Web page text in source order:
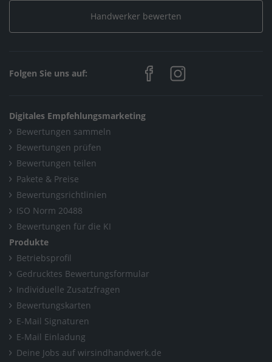
Handwerker bewerten
Folgen Sie uns auf:
Digitales Empfehlungsmarketing
Bewertungen sammeln
Bewertungen prüfen
Bewertungen teilen
Pakete & Preise
Bewertungsrichtlinien
ISO Norm 20488
Bewertungen für die KI
Produkte
Betriebsprofil
Gedrucktes Bewertungsformular
Individuelle Zusatzfragen
Bewertungskarten
E-Mail Signaturen
E-Mail Einladung
Deine Jobs auf wirsindhandwerk.de